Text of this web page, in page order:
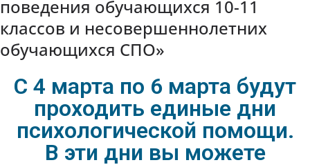
поведения обучающихся 10-11
классов и несовершеннолетних
обучающихся СПО»
С 4 марта по 6 марта будут
проходить единые дни
психологической помощи.
В эти дни вы можете